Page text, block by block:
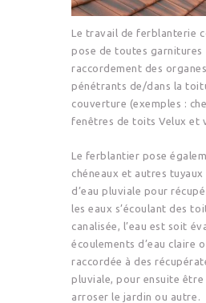
Le travail de ferblanterie
pose de toutes garnitures
raccordement des
pénétrants de/dans la
couverture (exemples :
fenêtres de toits Velux et
Le ferblantier pose
chéneaux et autres
d’eau pluviale pour
les eaux s’écoulant des
canalisée, l’eau est soit
écoulements d’eau claire
raccordée à des
pluviale, pour ensuite
arroser le jardin ou autre.